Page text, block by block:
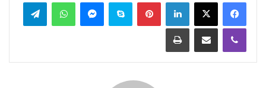
ڤايبر مشاركة عبر البريد طباعة